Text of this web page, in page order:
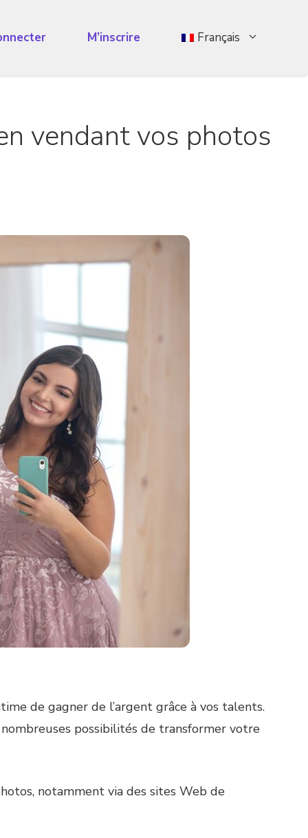
M’inscrire Français
vendant vos photos
de gagner de l’argent grâce à vos talents.
possibilités de transformer votre
notamment via des sites Web de